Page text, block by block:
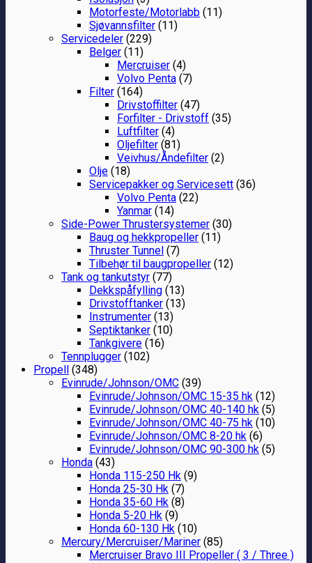
Motorfeste/Motorlabb (11)
Sjøvannsfilter (11)
Servicedeler (229)
Belger (11)
Mercruiser (4)
Volvo Penta (7)
Filter (164)
Drivstoffilter (47)
Forfilter - Drivstoff (35)
Luftfilter (4)
Oljefilter (81)
Veivhus/Åndefilter (2)
Olje (18)
Servicepakker og Servicesett (36)
Volvo Penta (22)
Yanmar (14)
Side-Power Thrustersystemer (30)
Baug og hekkpropeller (11)
Thruster Tunnel (7)
Tilbehør til baugpropeller (12)
Tank og tankutstyr (77)
Dekkspåfylling (13)
Drivstofftanker (13)
Instrumenter (13)
Septiktanker (10)
Tankgivere (16)
Tennplugger (102)
Propell (348)
Evinrude/Johnson/OMC (39)
Evinrude/Johnson/OMC 15-35 hk (12)
Evinrude/Johnson/OMC 40-140 hk (5)
Evinrude/Johnson/OMC 40-75 hk (10)
Evinrude/Johnson/OMC 8-20 hk (6)
Evinrude/Johnson/OMC 90-300 hk (5)
Honda (43)
Honda 115-250 Hk (9)
Honda 25-30 Hk (7)
Honda 35-60 Hk (8)
Honda 5-20 Hk (9)
Honda 60-130 Hk (10)
Mercury/Mercruiser/Mariner (85)
Mercruiser Bravo III Propeller ( 3 / Three )